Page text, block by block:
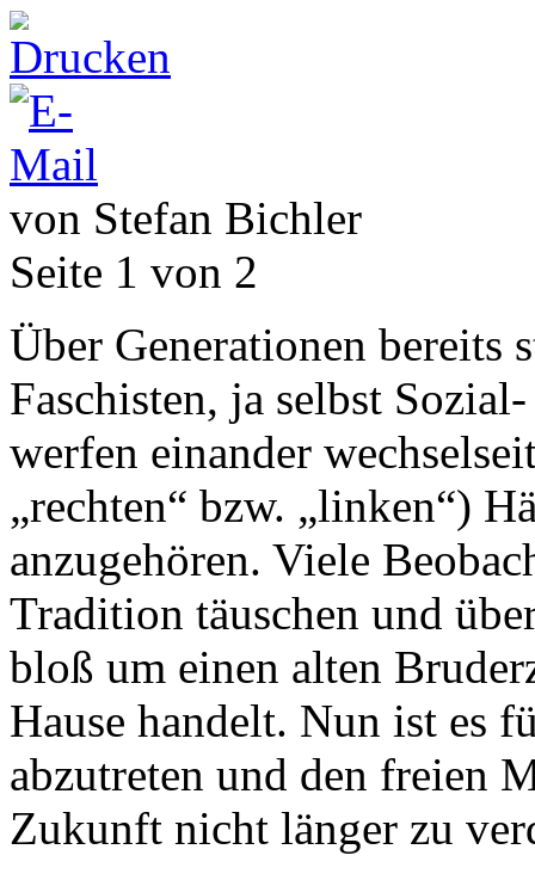
von Stefan Bichler
Seite 1 von 2
Über Generationen bereits
Faschisten, ja selbst
werfen einander
„rechten“ bzw. „linken“)
anzugehören. Viele
Tradition täuschen und
bloß um einen alten
Hause handelt. Nun ist es
abzutreten und den freien
Zukunft nicht länger zu